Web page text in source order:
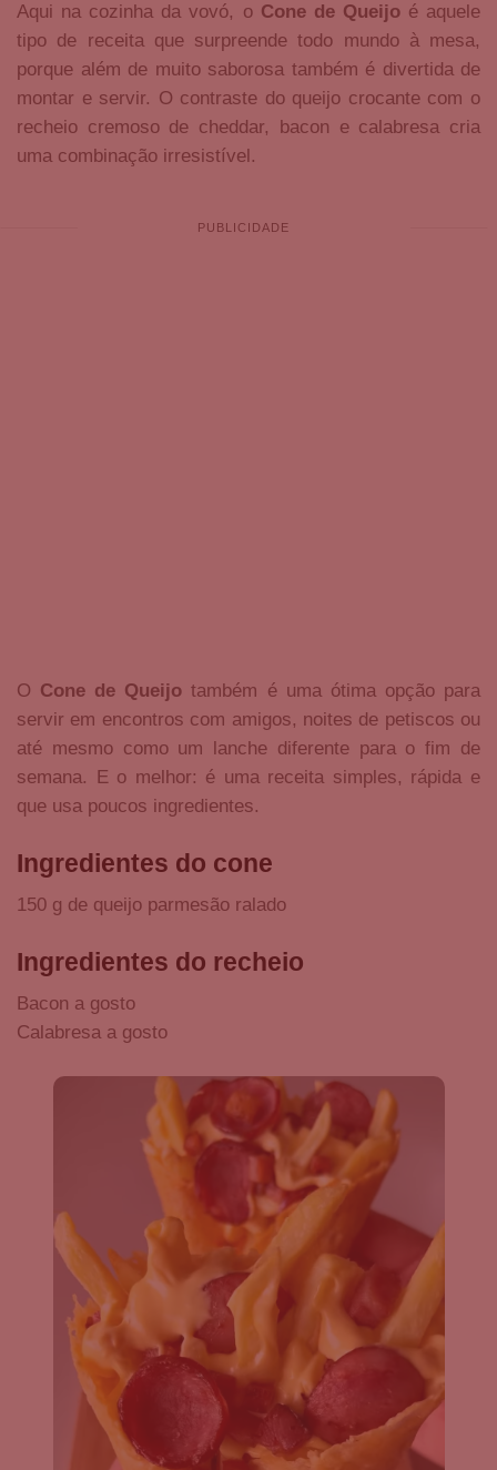
Aqui na cozinha da vovó, o Cone de Queijoé aquele
tipo de receita que surpreende todo mundo à mesa,
porque além de muito saborosa também é divertida de
montar e servir. O contraste do queijo crocante com o
recheio cremoso de cheddar, bacon e calabresa cria
uma combinação irresistível.
O Cone de Queijo também é uma ótima opção para
servir em encontros com amigos, noites de petiscos ou
até mesmo como um lanche diferente para o fim de
semana. E o melhor: é uma receita simples, rápida e
que usa poucos ingredientes.
Ingredientes do cone
150 g de queijo parmesão ralado
Ingredientes do recheio
Bacon a gosto
Calabresa a gosto